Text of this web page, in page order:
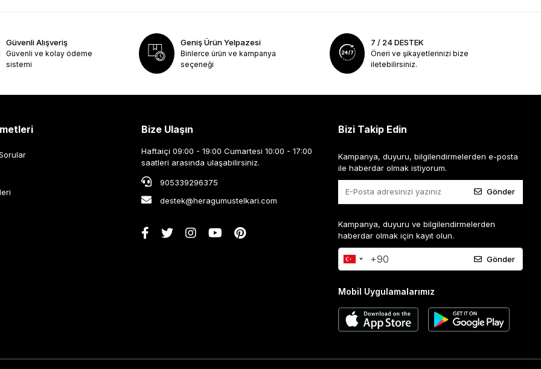
Güvenli Alışveriş
Güvenli ve kolay ödeme
sistemi
Geniş Ürün Yelpazesi
Binlerce ürün ve kampanya
seçeneği
7 / 24 DESTEK
Öneri ve şikayetlerinizi bize
iletebilirsiniz.
Bize Ulaşın
Haftaiçi 09:00 - 19:00 Cumartesi 10:00 - 17:00
saatleri arasında ulaşabilirsiniz.
905339296375
destek@heragumustelkari.com
Bizi Takip Edin
Kampanya, duyuru, bilgilendirmelerden e-posta
ile haberdar olmak istiyorum.
Gönder
Kampanya, duyuru ve bilgilendirmelerden
haberdar olmak için kayıt olun.
Gönder
Mobil Uygulamalarımız